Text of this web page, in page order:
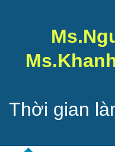
Thời gian